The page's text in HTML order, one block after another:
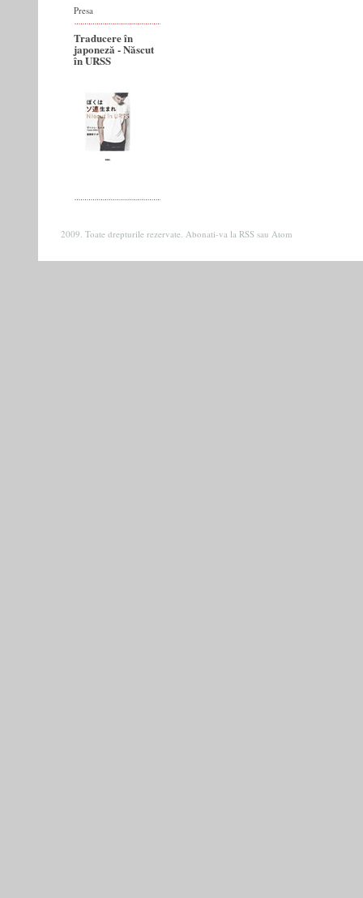
Presa
Traducere în
japoneză - Născut
în URSS
2009. Toate drepturile rezervate. Abonati-va la RSS sau Atom